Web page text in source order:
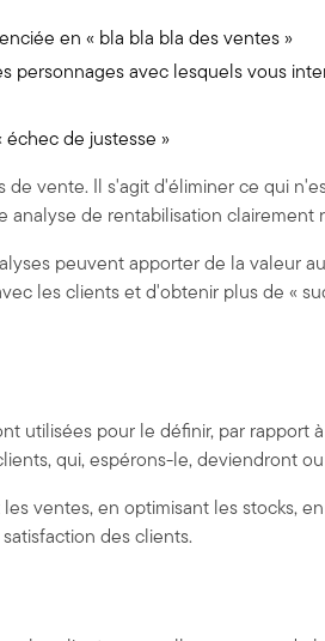
en « bla bla bla des ventes »
personnages avec lesquels vous
échec de justesse »
vente. Il s'agit d'éliminer ce qui
de rentabilisation
peuvent apporter de la valeur
les clients et d'obtenir plus de «
utilisées pour le définir, par rapport
qui, espérons-le, deviendront
ventes, en optimisant les stocks,
des clients.